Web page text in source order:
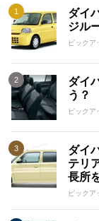
ダイ
ジル
ピックア
ダイ
う？
ピックア
ダイ
テリ
長所
ピックア